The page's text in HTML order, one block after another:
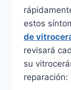
estos
de
revisará
su
reparación: